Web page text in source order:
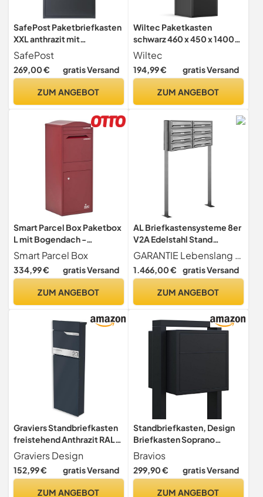
SafePost Paketbriefkasten
XXL anthrazit mit
Briefeinwurf wetterfest
rostfrei freistehend
Standbriefkasten draussen
Briefkasten Paketkasten
Paketfach RAL 7016
SafePost
269,00 € gratis Versand
ZUM ANGEBOT
Wiltec Paketkasten
schwarz 460 x 450 x 1400
mm, Paketbox Zuhause,
Private Paketannahme
passend für Pakete der
Standbriefkasten
Wiltec
194,99 € gratis Versand
ZUM ANGEBOT
Smart Parcel Box Paketbox
L mit Bogendach -
Paketbriefkasten,
Bordeaux
Smart Parcel Box
334,99 € gratis Versand
ZUM ANGEBOT
AL Briefkastensysteme 8er
V2A Edelstahl Stand
Briefkasten rostfrei als 8
Fach Briefkastenanlage
Freistehend DIN A4 in
GARANTIE Lebenslang gegen Durchrostung Liefergarantie für Ersatzteile und Zubehör + entspricht Europäischer Postnorm DIN 13724
1.466,00 € gratis Versand
ZUM ANGEBOT
Graviers Standbriefkasten
freistehend Anthrazit RAL
7016 – Robustes Design,
personalisierbares
Edelstahl-Schild,
Graviers Design
152,99 € gratis Versand
ZUM ANGEBOT
Standbriefkasten, Design
Briefkasten Soprano
Schwarz - Bravios
Bravios
299,90 € gratis Versand
ZUM ANGEBOT